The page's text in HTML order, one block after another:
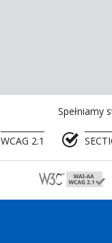
Spełniamy
WCAG 2.1